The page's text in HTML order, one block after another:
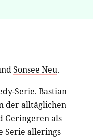
Sonsee Neu.
Serie. Bastian
der alltäglichen
Geringeren als
Serie allerings